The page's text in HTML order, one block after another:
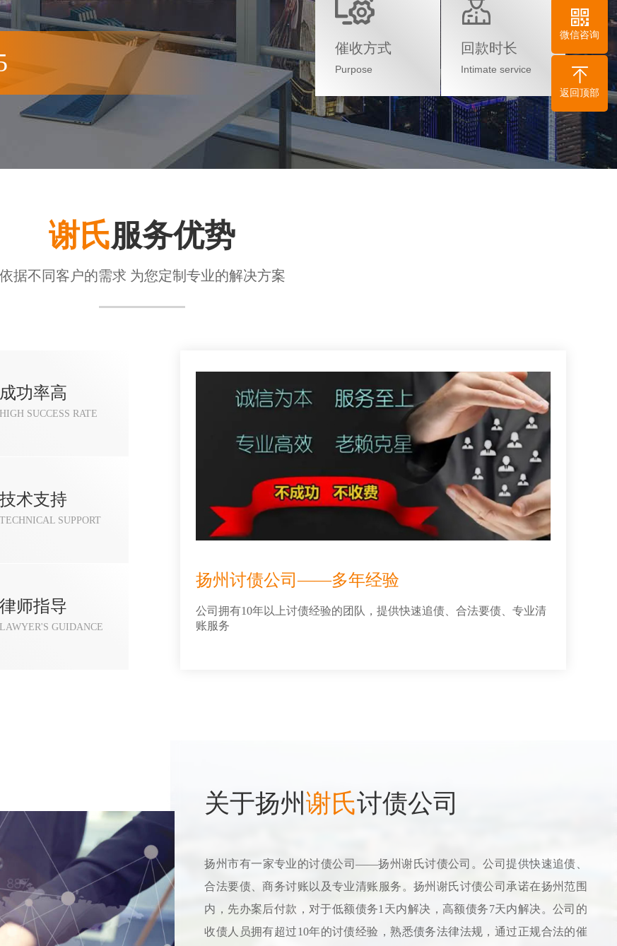
催收方式
Purpose
回款时长
Intimate service
谢氏服务优势
依据不同客户的需求 为您定制专业的解决方案
成功率高
HIGH SUCCESS RATE
技术支持
TECHNICAL SUPPORT
律师指导
LAWYER'S GUIDANCE
扬州讨债公司——多年经验
公司拥有10年以上讨债经验的团队，提供快速追债、合法要债、专业清
账服务
关于扬州谢氏讨债公司
扬州市有一家专业的讨债公司——扬州谢氏讨债公司。公司提供快速追债、
合法要债、商务讨账以及专业清账服务。扬州谢氏讨债公司承诺在扬州范围
内，先办案后付款，对于低额债务1天内解决，高额债务7天内解决。公司的
收债人员拥有超过10年的讨债经验，熟悉债务法律法规，通过正规合法的催
微信咨询
返回顶部